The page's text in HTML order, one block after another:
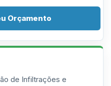
Orçamento
de Infiltrações e